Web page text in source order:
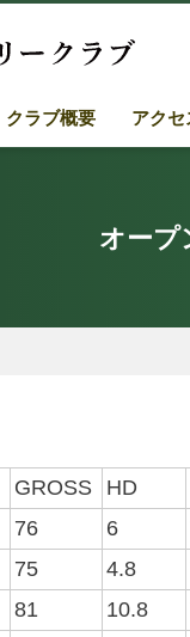
クラブ概要 アクセ
オープ
GROSS HD
76 6
75 4.8
81 10.8